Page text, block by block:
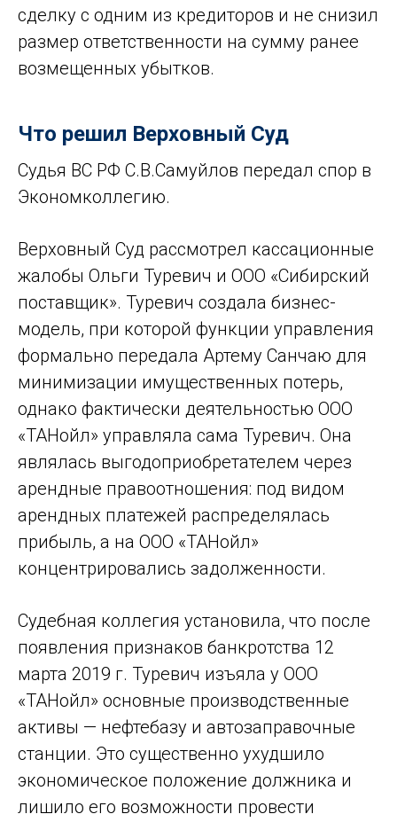
сделку с одним из кредиторов и не снизил
размер ответственности на сумму ранее
возмещенных убытков.
Что решил Верховный Суд
Судья ВС РФ С.В.Самуйлов передал спор в
Экономколлегию.
Верховный Суд рассмотрел кассационные
жалобы Ольги Туревич и ООО «Сибирский
поставщик». Туревич создала бизнес-
модель, при которой функции управления
формально передала Артему Санчаю для
минимизации имущественных потерь,
однако фактически деятельностью ООО
«ТАНойл» управляла сама Туревич. Она
являлась выгодоприобретателем через
арендные правоотношения: под видом
арендных платежей распределялась
прибыль, а на ООО «ТАНойл»
концентрировались задолженности.
Судебная коллегия установила, что после
появления признаков банкротства 12
марта 2019 г. Туревич изъяла у ООО
«ТАНойл» основные производственные
активы — нефтебазу и автозаправочные
станции. Это существенно ухудшило
экономическое положение должника и
лишило его возможности провести